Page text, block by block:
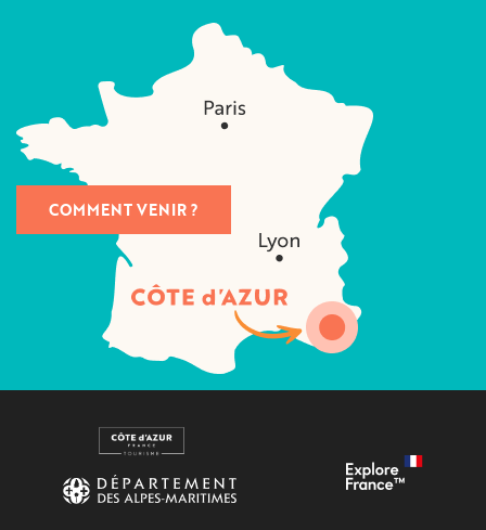
COMMENT VENIR ?